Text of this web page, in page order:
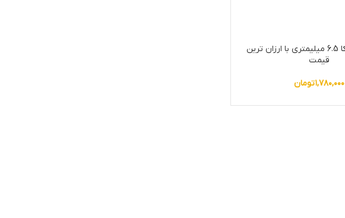
دریل D062 پوکا 6.5 میلیمتری با ارزان ترین
قیمت
۱,۷۸۰,۰۰۰تومان